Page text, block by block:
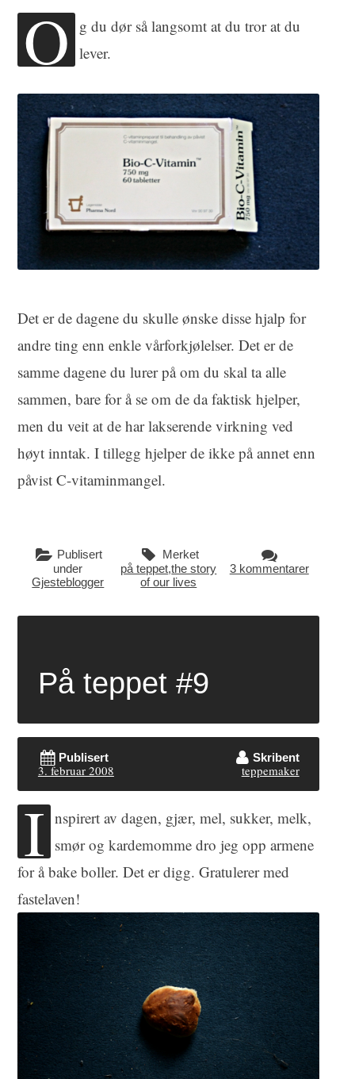
O g du dør så langsomt at du tror at du
lever.
Det er de dagene du skulle ønske disse hjalp for
andre ting enn enkle vårforkjølelser. Det er de
samme dagene du lurer på om du skal ta alle
sammen, bare for å se om de da faktisk hjelper,
men du veit at de har lakserende virkning ved
høyt inntak. I tillegg hjelper de ikke på annet enn
påvist C-vitaminmangel.
Publisert
under
Gjesteblogger
Merket
på teppet,the story
of our lives
3 kommentarer
På teppet #9
Publisert
3. februar 2008
Skribent
teppemaker
I nspirert av dagen, gjær, mel, sukker, melk,
smør og kardemomme dro jeg opp armene
for å bake boller. Det er digg. Gratulerer med
fastelaven!